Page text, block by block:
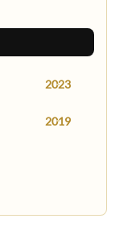
2023
2019